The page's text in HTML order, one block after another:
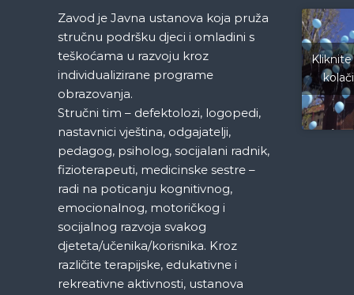
c
i
j
a
č
l
a
n
Zavod je Javna ustanova koja pruža
stručnu podršku djeci i omladini s
teškoćama u razvoju kroz
individualizirane programe
obrazovanja.
Stručni tim – defektolozi, logopedi,
nastavnici vještina, odgajatelji,
pedagog, psiholog, socijalani radnik,
fizioterapeuti, medicinske sestre –
radi na poticanju kognitivnog,
emocionalnog, motoričkog i
socijalnog razvoja svakog
djeteta/učenika/korisnika. Kroz
različite terapijske, edukativne i
rekreativne aktivnosti, ustanova